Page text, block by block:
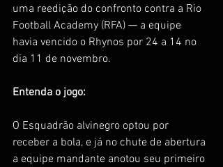
uma reedição do confronto contra a Rio
Football Academy (RFA) — a equipe
havia vencido o Rhynos por 24 a 14 no
dia 11 de novembro.
Entenda o jogo:
O Esquadrão alvinegro optou por
receber a bola, e já no chute de abertura
a equipe mandante anotou seu primeiro